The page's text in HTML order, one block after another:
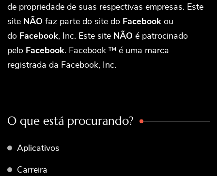
de propriedade de suas respectivas empresas. Este
site NÃO faz parte do site do Facebook ou
do Facebook, Inc. Este site NÃO é patrocinado
pelo Facebook. Facebook ™ é uma marca
registrada da Facebook, Inc.
O que está procurando?
Aplicativos
Carreira